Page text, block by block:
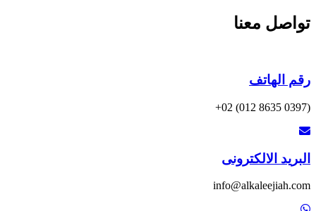
تواصل معنا
رقم الهاتف
(0397 8635 012) 02+
البريد الالكترونى
info@alkaleejiah.com